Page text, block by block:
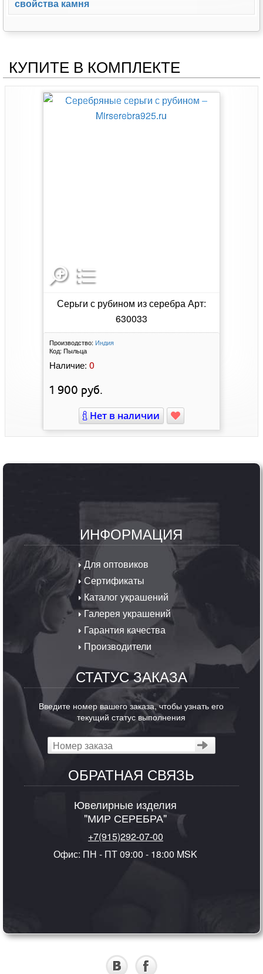
свойства камня
КУПИТЕ В КОМПЛЕКТЕ
Серьги с рубином из серебра Арт:
630033
Производство: Индия
Код: Пыльца
Наличие: 0
1 900 руб.
Нет в наличии
ИНФОРМАЦИЯ
Для оптовиков
Сертификаты
Каталог украшений
Галерея украшений
Гарантия качества
Производители
СТАТУС ЗАКАЗА
Введите номер вашего заказа, чтобы узнать его
текущий статус выполнения
ОБРАТНАЯ СВЯЗЬ
Ювелирные изделия
"МИР СЕРЕБРА"
+7(915)292-07-00
Офис: ПН - ПТ 09:00 - 18:00 MSK